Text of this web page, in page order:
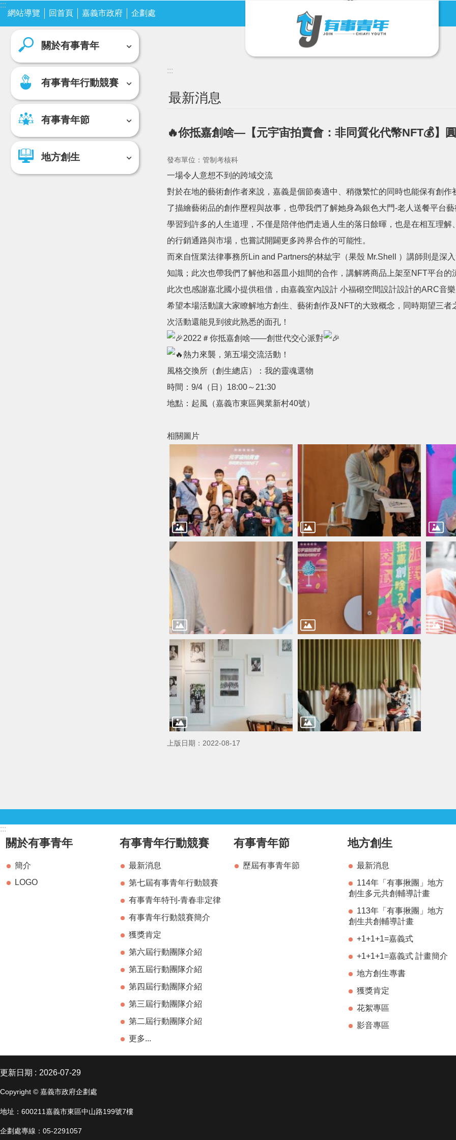
跳到主要內容區塊
關於有事青年
有事青年行動競賽
有事青年節
地方創生
:::
關於有事青年 有事青年行動競賽 有事青年節
網站導覽 回首頁 嘉義市政府 企劃處
:::
最新消息
🔥你抵嘉創啥—【元宇宙拍賣會：非同質化代幣NFT💰️】
發布單位：管制考核科
一場令人意想不到的跨域交流
對於在地的藝術創作者來說，嘉義是個節奏適中、稍微繁忙的同時也能保有創
了描繪藝術品的創作歷程與故事，也帶我們了解她身為銀色大門-老人送餐平台
學習到許多的人生道理，不僅是陪伴他們走過人生的落日餘暉，也是在相互理
的行銷通路與市場，也嘗試開闢更多跨界合作的可能性。
而來自恆業法律事務所Lin and Partners的林紘宇（果殼 Mr.Shell ）講師則是深
知識；此次也帶我們了解他和器皿小姐間的合作，講解將商品上架至NFT平台
此次也感謝嘉北國小提供租借，由嘉義室內設計 小福砌空間設計設計的ARC音
希望本場活動讓大家瞭解地方創生、藝術創作及NFT的大致概念，同時期望三
次活動還能見到彼此熟悉的面孔！
2022＃你抵嘉創啥——創世代交心派對
熱力來襲，第五場交流活動！
風格交換所（創生總店）：我的靈魂選物
時間：9/4（日）18:00～21:30
地點：起風（嘉義市東區興業新村40號）
相關圖片
上版日期：2022-08-17
:::
關於有事青年
簡介
LOGO
有事青年行動競賽
最新消息
第七屆有事青年行動競賽
有事青年特刊-青春非定律
有事青年行動競賽簡介
獲獎肯定
第六屆行動團隊介紹
第五屆行動團隊介紹
第四屆行動團隊介紹
第三屆行動團隊介紹
第二屆行動團隊介紹
更多...
有事青年節
歷屆有事青年節
地方創生
最新消息
114年「有事揪團」地方
創生多元共創輔導計畫
113年「有事揪團」地方
創生共創輔導計畫
+1+1+1=嘉義式
+1+1+1=嘉義式 計畫簡介
地方創生專書
獲獎肯定
花絮專區
影音專區
更新日期 2026-07-29
Copyright © 嘉義市政府企劃處
地址：600211嘉義市東區中山路199號7樓
企劃處專線：05-2291057